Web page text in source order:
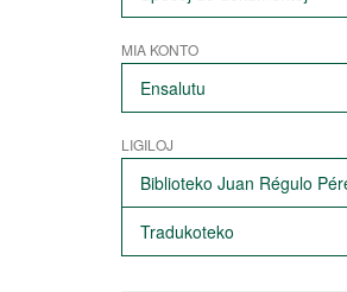
MIA KONTO
Ensalutu
LIGILOJ
Biblioteko Juan Régulo
Tradukoteko